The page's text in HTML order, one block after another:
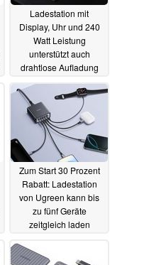
Ladestation mit
Display, Uhr und 240
Watt Leistung
unterstützt auch
drahtlose Aufladung
22.06.2025
Zum Start 30 Prozent
Rabatt: Ladestation
von Ugreen kann bis
zu fünf Geräte
zeitgleich laden